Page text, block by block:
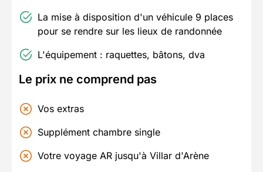
La mise à disposition d'un véhicule 9 places
pour se rendre sur les lieux de randonnée
L'équipement : raquettes, bâtons, dva
Le prix ne comprend pas
Vos extras
Supplément chambre single
Votre voyage AR jusqu'à Villar d'Arène